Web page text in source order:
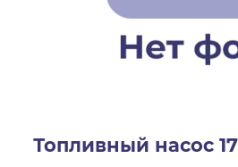
Топливный насос